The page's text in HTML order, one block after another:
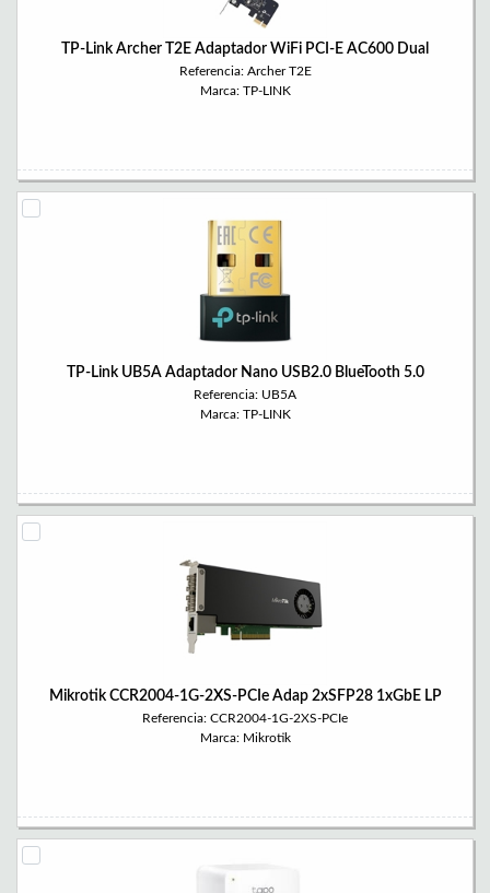
TP-Link Archer T2E Adaptador WiFi PCI-E AC600 Dual
Referencia: Archer T2E
Marca: TP-LINK
TP-Link UB5A Adaptador Nano USB2.0 BlueTooth 5.0
Referencia: UB5A
Marca: TP-LINK
Mikrotik CCR2004-1G-2XS-PCIe Adap 2xSFP28 1xGbE LP
Referencia: CCR2004-1G-2XS-PCIe
Marca: Mikrotik